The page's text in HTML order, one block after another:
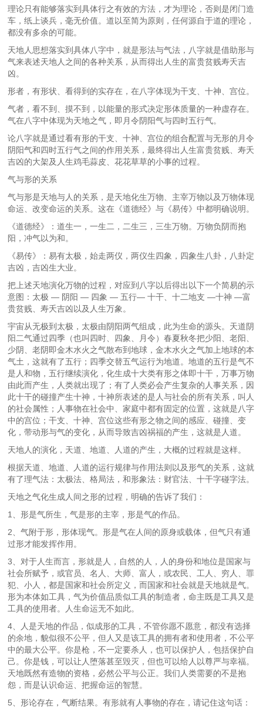
理论只有能够落实到具体行之有效的方法，才为理论，否则是闭门造
车，纸上谈兵，毫无价值。道以至简为原则，任何源自于道的理论，
都没有多余的可能。
天地人思想落实到具体八字中，就是形法与气法，八字就是借助形与
气来表述天地人之间的各种关系，从而得出人生的富贵贫贱寿夭吉
凶。
形者，有形状、看得到的实存在，在八字体现为干支、十神、宫位。
气者，看不到、摸不到，以能量的形式决定形体质量的一种虚存在。
气在八字中体现为天地之气，即月令阴阳气与四时五行气。
论八字就是通过看有形的干支、十神、宫位的组合配置与无形的月令
阴阳气和四时五行气之间的作用关系，最终得出人生富贵贫贱、寿夭
吉凶的大架及人生鸡毛蒜皮、花花草草的小事的过程。
气与形的关系
气与形是天地与人的关系，是天地化生万物、主宰万物以及万物体现
命运、改变命运的关系。这在《道德经》与《易传》中都明确说明。
《道德经》：道生一，一生二，二生三，三生万物。万物负阴而抱
阳，冲气以为和。
《易传》：易有太极，始走两仪，两仪生四象，四象生八卦，八卦定
吉凶，吉凶生大业。
把上述天地演化万物的过程，对应到八字以后得出以下一个简易的示
意图：太极 — 阴阳 — 四象 — 五行— 十干、十二地支 —十神 —富
贵贫贱、寿夭吉凶以及人生万象。
宇宙从无极到太极，太极由阴阳两气组成，此为生命的源头。天道阴
阳二气通过四季（也叫四时、四象、月令）春夏秋冬把少阳、老阳、
少阴、老阴即金木水火之气散布到地球，金木水火之气加上地球的本
气土，这就有了五行；四季交替五气运行为地道。地道的五行是气不
是人和物，五行继续演化，化生成十大类有形之体即十干，万事万物
由此而产生，人类就出现了；有了人类必会产生复杂的人事关系，因
此十干的碰撞产生十神，十神所表述的是人与社会的所有关系，叫人
的社会属性；人事物在社会中、家庭中都有固定的位置，这就是八字
中的宫位；干支、十神、宫位这些有形之物之间的感应、碰撞、变
化，带动形与气的变化，从而导致吉凶祸福的产生，这就是人道。
天地人的演化，天道、地道、人道的产生，大概的过程就是这样。
根据天道、地道、人道的运行规律与作用法则以及形气的关系，这就
有了理气法：太极法、格局法，和形象法：财官法、十干字碰字法。
天地之气化生成人间之形的过程，明确的告诉了我们：
1、形是气所生，气是形的主宰，形是气的作品。
2、气附于形，形体现气。形是气在人间的原身或载体，但气只有通
过形才能发挥作用。
3、对于人生而言，形就是人，自然的人，人的身份和地位是国家与
社会所赋予，或官员、名人、大师、富人，或农民、工人、穷人、罪
犯、小人，都是国家和社会所定义，而国家和社会就是天地就是气。
形为本体如工具，气为价值品质似工具的制造者，命主既是工具又是
工具的使用者。人生命运无不如此。
4、人是天地的作品，似成形的工具，不管你愿不愿意，都没有选择
的余地，貌似很不公平，但人又是该工具的拥有者和使用者，不公平
中的最大公平。你是枪，不一定要杀人，也可以保护人，包括保护自
己。你是钱，可以让人堕落甚至毁灭，但也可以给人以尊严与幸福。
天地既然有造物的资格，必然公平与公正。我们人类需要的不是抱
怨，而是认识命运、把握命运的智慧。
5、形论存在，气断结果。有形就有人事物的存在，请记住这句话：